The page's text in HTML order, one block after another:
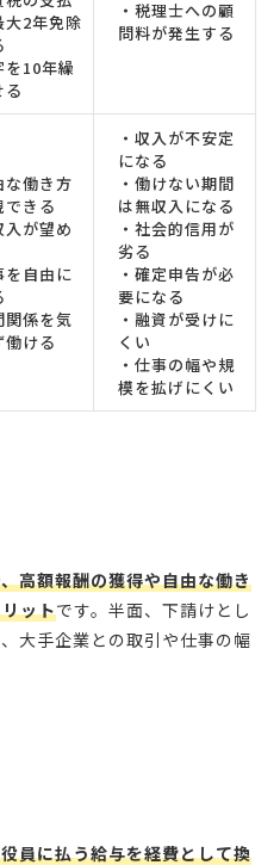
大2年免除
を10年繰
る
・税理士への顧
問料が発生する
な働き方
できる
入が望め
を自由に
関係を気
働ける
・収入が不安定
になる
・働けない期間
は無収入になる
・社会的信用が
劣る
・確定申告が必
要になる
・融資が受けに
くい
・仕事の幅や規
模を拡げにくい
高額報酬の獲得や自由な働き
ットです。半面、下請けとし
大手企業との取引や仕事の幅
員に払う給与を経費として換